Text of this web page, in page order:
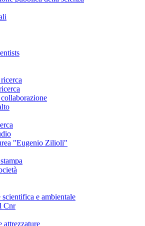
"Eugenio Zilioli"
scientifica e ambientale
Cnr
attrezzature